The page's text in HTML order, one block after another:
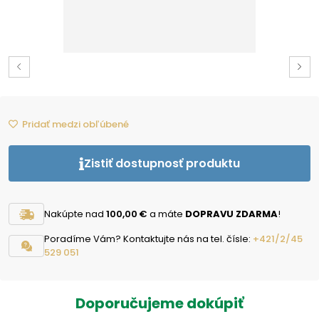
Pridať medzi obľúbené
Zistiť dostupnosť produktu
Nakúpte nad 100,00 € a máte DOPRAVU ZDARMA!
Poradíme Vám? Kontaktujte nás na tel. čísle: +421/2/45
529 051
Doporučujeme dokúpiť